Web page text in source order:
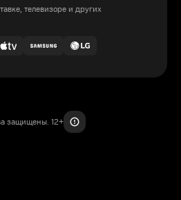
телевизоре и других
защищены. 12+